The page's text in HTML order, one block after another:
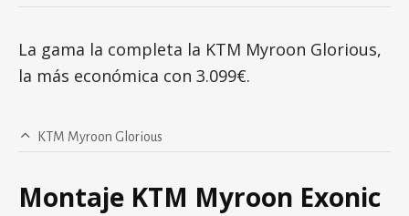
La gama la completa la KTM Myroon Glorious,
la más económica con 3.099€.
KTM Myroon Glorious
Montaje KTM Myroon Exonic